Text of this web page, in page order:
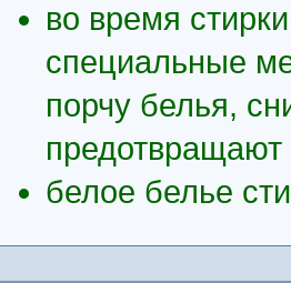
во время
специальные
порчу белья,
предотвращают
белое белье